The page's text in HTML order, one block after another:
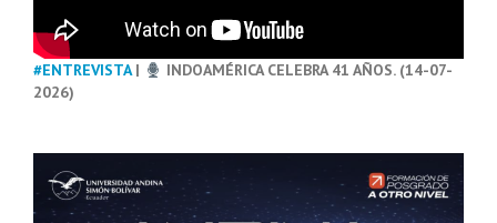
#ENTREVISTA|
INDOAMÉRICA CELEBRA 41 AÑOS. (14-07-
2026)